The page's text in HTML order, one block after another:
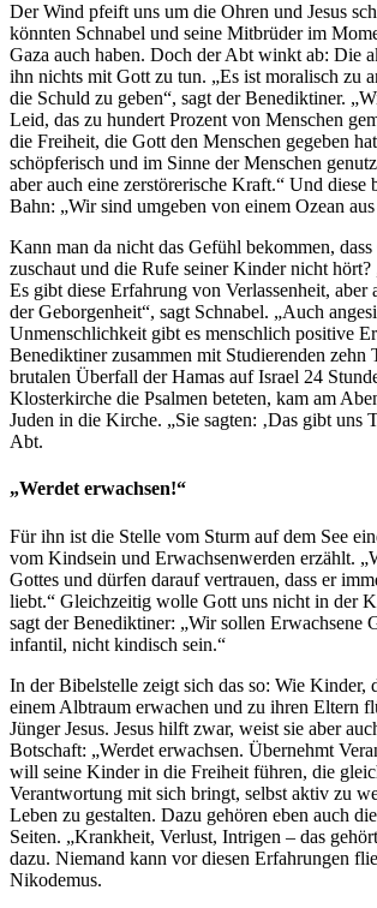
Der Wind pfeift uns um die Ohren und Jesus
könnten Schnabel und seine Mitbrüder im
Gaza auch haben. Doch der Abt winkt ab: Die
ihn nichts mit Gott zu tun. „Es ist moralisch zu
die Schuld zu geben“, sagt der Benediktiner.
Leid, das zu hundert Prozent von Menschen
die Freiheit, die Gott den Menschen gegeben
schöpferisch und im Sinne der Menschen
aber auch eine zerstörerische Kraft.“ Und diese
Bahn: „Wir sind umgeben von einem Ozean
Kann man da nicht das Gefühl bekommen,
zuschaut und die Rufe seiner Kinder nicht hört?
Es gibt diese Erfahrung von Verlassenheit, aber
der Geborgenheit“, sagt Schnabel. „Auch
Unmenschlichkeit gibt es menschlich positive
Benediktiner zusammen mit Studierenden zehn
brutalen Überfall der Hamas auf Israel 24
Klosterkirche die Psalmen beteten, kam am
Juden in die Kirche. „Sie sagten: ‚Das gibt uns
Abt.
„Werdet erwachsen!“
Für ihn ist die Stelle vom Sturm auf dem See
vom Kindsein und Erwachsenwerden erzählt.
Gottes und dürfen darauf vertrauen, dass er
liebt.“ Gleichzeitig wolle Gott uns nicht in der
sagt der Benediktiner: „Wir sollen Erwachsene
infantil, nicht kindisch sein.“
In der Bibelstelle zeigt sich das so: Wie Kinder,
einem Albtraum erwachen und zu ihren Eltern
Jünger Jesus. Jesus hilft zwar, weist sie aber
Botschaft: „Werdet erwachsen. Übernehmt
will seine Kinder in die Freiheit führen, die
Verantwortung mit sich bringt, selbst aktiv zu
Leben zu gestalten. Dazu gehören eben auch
Seiten. „Krankheit, Verlust, Intrigen – das
dazu. Niemand kann vor diesen Erfahrungen
Nikodemus.